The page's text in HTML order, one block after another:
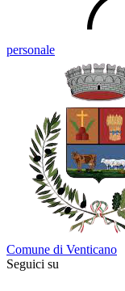
personale
Comune di Venticano
Seguici su